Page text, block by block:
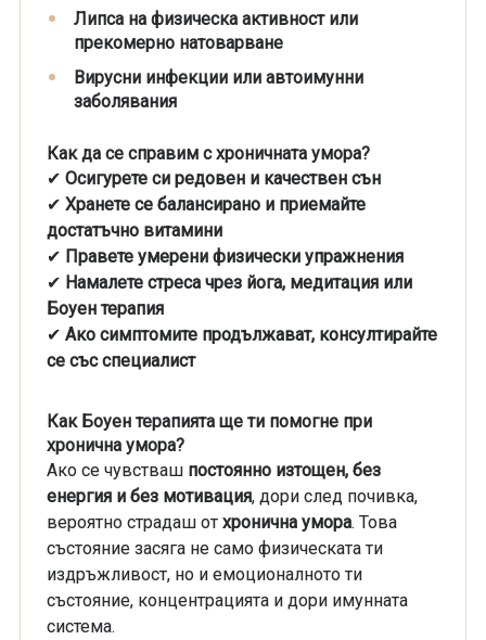
Липса на физическа активност или
прекомерно натоварване
Вирусни инфекции или автоимунни
заболявания
Как да се справим с хроничната умора?
✔ Осигурете си редовен и качествен сън
✔ Хранете се балансирано и приемайте
достатъчно витамини
✔ Правете умерени физически упражнения
✔ Намалете стреса чрез йога, медитация или
Боуен терапия
✔ Ако симптомите продължават, консултирайте
се със специалист
Как Боуен терапията ще ти помогне при
хронична умора?
Ако се чувстваш постоянно изтощен, без
енергия и без мотивация, дори след почивка,
вероятно страдаш от хронична умора. Това
състояние засяга не само физическата ти
издръжливост, но и емоционалното ти
състояние, концентрацията и дори имунната
система.